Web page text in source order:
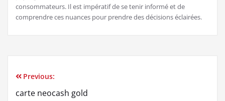
consommateurs. Il est impératif de se tenir informé et de
comprendre ces nuances pour prendre des décisions éclairées.
Navigation
Previous:
carte neocash gold